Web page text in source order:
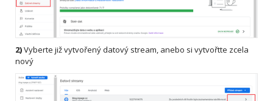
2)Vyberte již vytvořený datový stream, anebo si vytvořtte zcela
nový